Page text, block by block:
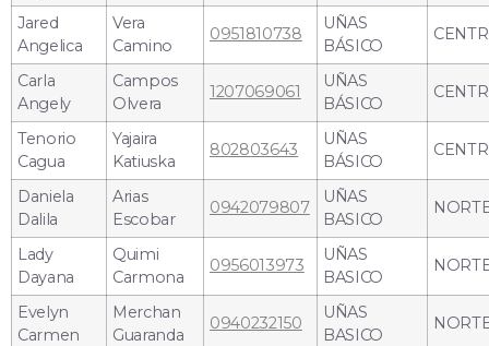
Jared
Angelica
Vera
Camino
0951810738
UÑAS
BÁSICO
Carla
Angely
Campos
Olvera
1207069061
UÑAS
BÁSICO
Tenorio
Cagua
Yajaira
Katiuska
802803643
UÑAS
BÁSICO
Daniela
Dalila
Arias
Escobar
0942079807
UÑAS
BASICO
Lady
Dayana
Quimi
Carmona
0956013973
UÑAS
BASICO
Evelyn
Carmen
Merchan
Guaranda
0940232150
UÑAS
BASICO